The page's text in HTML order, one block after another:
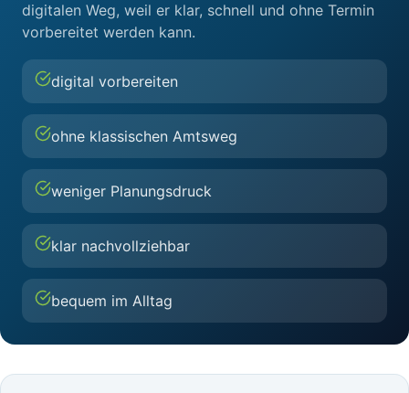
digitalen Weg, weil er klar, schnell und ohne Termin
vorbereitet werden kann.
digital vorbereiten
ohne klassischen Amtsweg
weniger Planungsdruck
klar nachvollziehbar
bequem im Alltag